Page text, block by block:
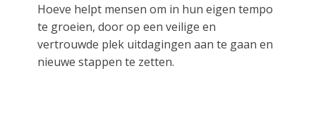
Hoeve helpt mensen om in hun eigen tempo
te groeien, door op een veilige en
vertrouwde plek uitdagingen aan te gaan en
nieuwe stappen te zetten.